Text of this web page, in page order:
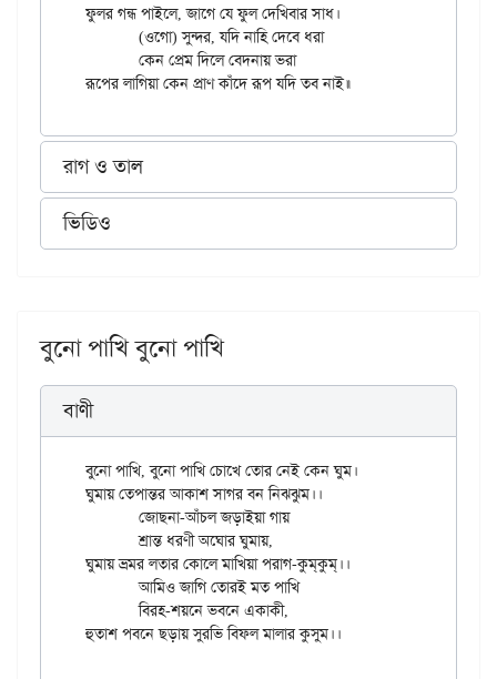
ফুলর গন্ধ পাইলে, জাগে যে ফুল দেখিবার সাধ।
রাগ ও তাল
ভিডিও
বুনো পাখি বুনো পাখি
বাণী
বুনো পাখি, বুনো পাখি চোখে তোর নেই কেন ঘুম।
ঘুমায় তেপান্তর আকাশ সাগর বন নিঝ্ঝুম।।
	শ্রান্ত ধরণী অঘোর ঘুমায়,
ঘুমায় ভ্রমর লতার কোলে মাখিয়া পরাগ-কুম্‌কুম্‌।।
	আমিও জাগি তোরই মত পাখি
	বিরহ-শয়নে ভবনে একাকী,